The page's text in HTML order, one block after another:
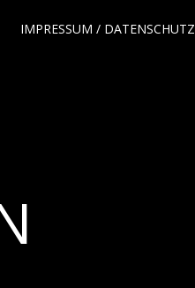
IMPRESSUM / DATENSCHUTZ